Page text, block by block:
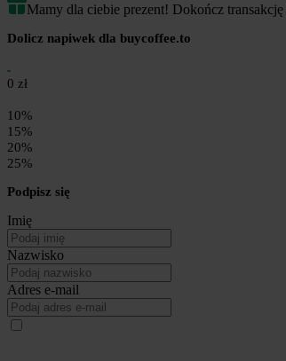
Mamy dla ciebie prezent! Dokończ
Dolicz napiwek dla buycoffee.to
0 zł
10%
15%
20%
25%
Podpisz się
Imię
Nazwisko
Adres e-mail